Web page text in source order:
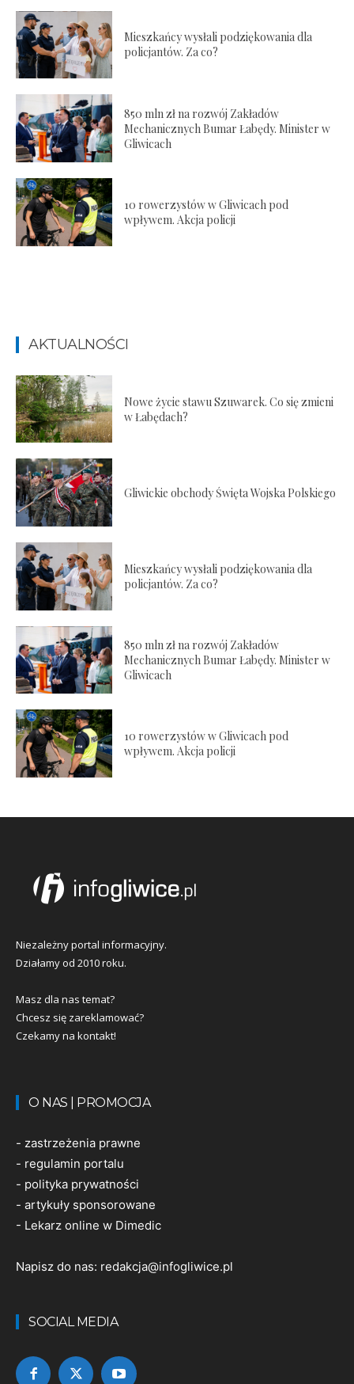
Mieszkańcy wysłali podziękowania dla
policjantów. Za co?
850 mln zł na rozwój Zakładów
Mechanicznych Bumar Łabędy. Minister w
Gliwicach
10 rowerzystów w Gliwicach pod
wpływem. Akcja policji
AKTUALNOŚCI
Nowe życie stawu Szuwarek. Co się zmieni
w Łabędach?
Gliwickie obchody Święta Wojska Polskiego
Mieszkańcy wysłali podziękowania dla
policjantów. Za co?
850 mln zł na rozwój Zakładów
Mechanicznych Bumar Łabędy. Minister w
Gliwicach
10 rowerzystów w Gliwicach pod
wpływem. Akcja policji
Niezależny portal informacyjny.
Działamy od 2010 roku.
Masz dla nas temat?
Chcesz się zareklamować?
Czekamy na kontakt!
O NAS | PROMOCJA
- zastrzeżenia prawne
- regulamin portalu
- polityka prywatności
- artykuły sponsorowane
- Lekarz online w Dimedic
Napisz do nas: redakcja@infogliwice.pl
SOCIAL MEDIA